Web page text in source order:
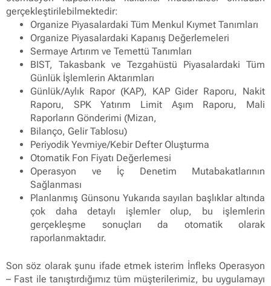
gerçekleştirilebilmektedir:
Organize Piyasalardaki Tüm Menkul Kıymet Tanımları
Organize Piyasalardaki Kapanış Değerlemeleri
Sermaye Artırım ve Temettü Tanımları
BIST, Takasbank ve Tezgahüstü Piyasalardaki Tüm
Günlük İşlemlerin Aktarımları
Günlük/Aylık Rapor (KAP), KAP Gider Raporu, Nakit
Raporu, SPK Yatırım Limit Aşım Raporu, Mali
Raporların Gönderimi (Mizan,
Bilanço, Gelir Tablosu)
Periyodik Yevmiye/Kebir Defter Oluşturma
Otomatik Fon Fiyatı Değerlemesi
Operasyon ve İç Denetim Mutabakatlarının
Sağlanması
Planlanmış Günsonu Yukarıda sayılan başlıklar altında
çok daha detaylı işlemler olup, bu işlemlerin
gerçekleşme sonuçları da otomatik olarak
raporlanmaktadır.
Son söz olarak şunu ifade etmek isterim İnfleks Operasyon
– Fast ile tanıştırdığımız tüm müşterilerimiz, bu uygulamayı